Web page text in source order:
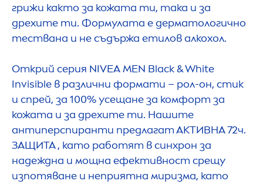
грижи както за кожата ти, така и за
дрехите ти. Формулата е дерматологично
тествана и не съдържа етилов алкохол.
Открий серия NIVEAMEN Black&White
Invisible в различни формати – рол-он, стик
и спрей, за 100% усещане за комфорт за
кожата и за дрехите ти. Нашите
антиперспиранти предлагат АКТИВНА 72ч.
ЗАЩИТА , като работят в синхрон за
надеждна и мощна ефективност срещу
изпотяване и неприятна миризма, като